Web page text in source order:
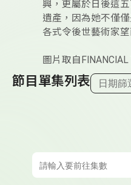
興，更屬於日後這
遺產，因為她不僅
各式令後世藝術家
圖片取自
節目單集列表 日期篩